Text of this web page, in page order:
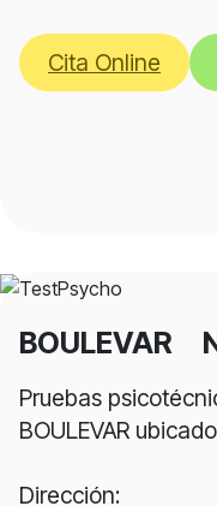
Cita Online
BOULEVAR
Pruebas
BOULEVAR
Dirección: